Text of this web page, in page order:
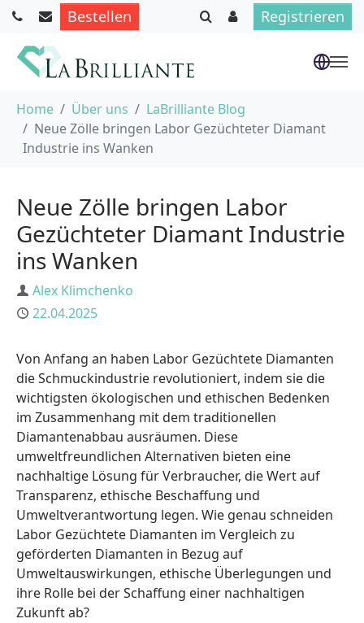
Skip to main content
Bestellen Registrieren
You are here:
Home Über uns
LaBrilliante Blog
Neue Zölle bringen Labor Gezüchteter Diamant
Industrie ins Wanken
Neue Zölle bringen Labor
Gezüchteter Diamant Industrie
ins Wanken
Author
Alex Klimchenko
Published
22.04.2025
Von Anfang an haben Labor Gezüchtete Diamanten
die Schmuckindustrie revolutioniert, indem sie die
wichtigsten ökologischen und ethischen Bedenken
im Zusammenhang mit dem traditionellen
Diamantenabbau ausräumen. Diese
umweltfreundlichen Alternativen bieten eine
nachhaltige Lösung für Verbraucher, die Wert auf
Transparenz, ethische Beschaffung und
Umweltverantwortung legen. Wie genau schneiden
Labor Gezüchtete Diamanten im Vergleich zu
geförderten Diamanten in Bezug auf
Umweltauswirkungen, ethische Überlegungen und
ihre Rolle bei der Schaffung einer nachhaltigen
Zukunft ab?